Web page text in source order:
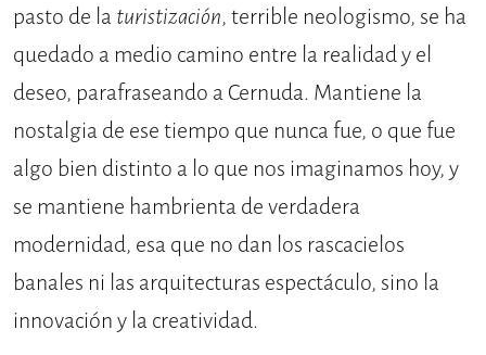
pasto de laturistización, terrible neologismo, se ha
quedado a medio camino entre la realidad y el
deseo, parafraseando a Cernuda. Mantiene la
nostalgia de ese tiempo que nunca fue, o que fue
algo bien distinto a lo que nos imaginamos hoy, y
se mantiene hambrienta de verdadera
modernidad, esa que no dan los rascacielos
banales ni las arquitecturas espectáculo, sino la
innovación y la creatividad.